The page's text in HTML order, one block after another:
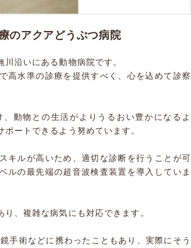
のアクアどうぶつ病院
沿いにある動物病院です。
高水準の診療を提供すべく、心を込めて診察
動物との生活がよりうるおい豊かになるよ
ートできるよう努めています。
キルが高いため、適切な診断を行うことが可
ルの最先端の超音波検査装置を導入していま
、複雑な病気にも対応できます。
手術などに携わったこともあり、実際にそう